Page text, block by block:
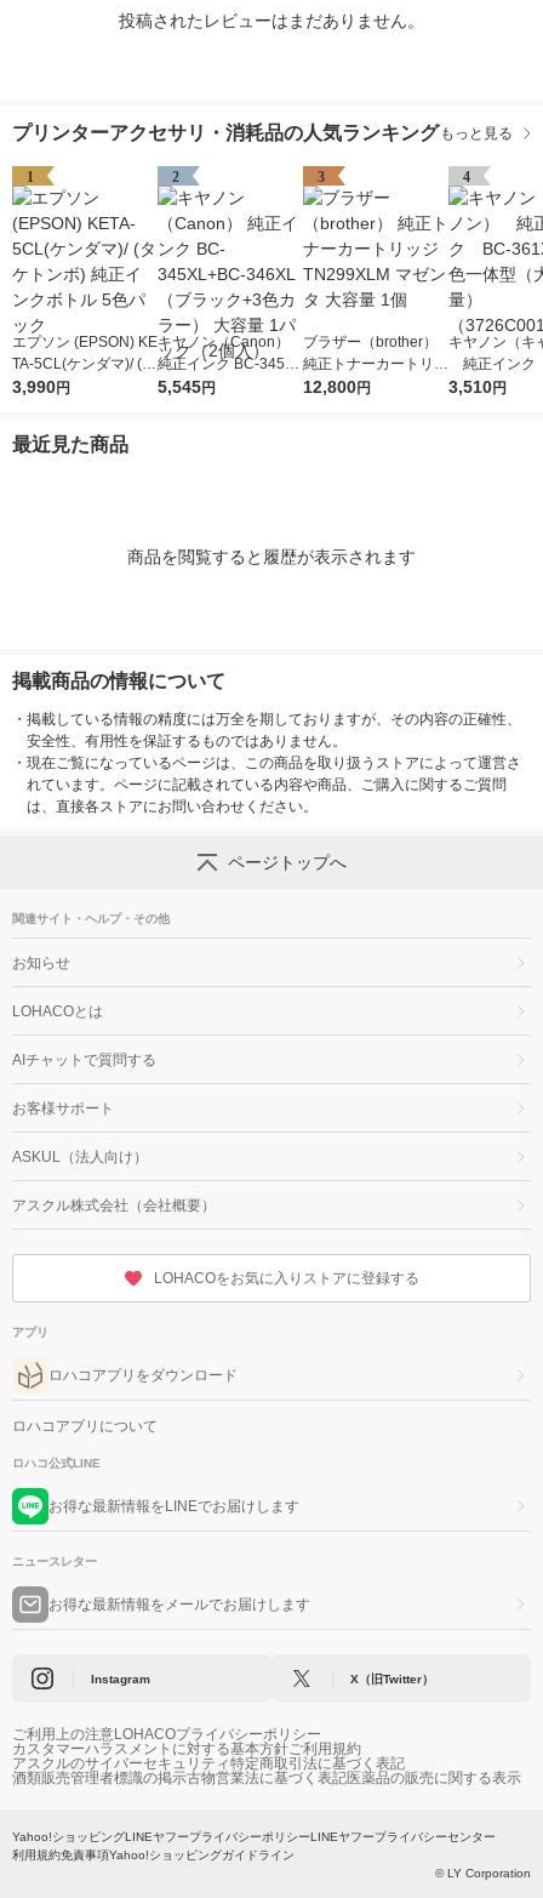
投稿されたレビューはまだありません。
プリンターアクセサリ・消耗品の人気ランキング もっと見る
1
エプソン (EPSON) KE
TA-5CL(ケンダマ)/ (タ
ケトンボ) 純正インク
3,990円
2
キヤノン（Canon）
純正インク BC-345XL
+BC-346XL （ブラッ
5,545円
3
ブラザー（brother）
純正トナーカートリッ
ジ TN299XLM マゼン
12,800円
4
キヤノン（キ
純正イン
1XL 3色一体
3,510円
最近見た商品
商品を閲覧すると履歴が表示されます
掲載商品の情報について
・ 掲載している情報の精度には万全を期しておりますが、その内容の正確性、
安全性、有用性を保証するものではありません。
・ 現在ご覧になっているページは、この商品を取り扱うストアによって運営さ
れています。ページに記載されている内容や商品、ご購入に関するご質問
は、直接各ストアにお問い合わせください。
ページトップへ
関連サイト・ヘルプ・その他
お知らせ
LOHACOとは
AIチャットで質問する
お客様サポート
ASKUL（法人向け）
アスクル株式会社（会社概要）
LOHACOをお気に入りストアに登録する
アプリ
ロハコアプリをダウンロード
ロハコアプリについて
ロハコ公式LINE
お得な最新情報をLINEでお届けします
ニュースレター
お得な最新情報をメールでお届けします
Instagram X（旧Twitter）
ご利用上の注意LOHACOプライバシーポリシー
カスタマーハラスメントに対する基本方針ご利用規約
アスクルのサイバーセキュリティ特定商取引法に基づく表記
酒類販売管理者標識の掲示古物営業法に基づく表記医薬品の販売に関する表示
Yahoo!ショッピングLINEヤフープライバシーポリシーLINEヤフープライバシーセンター
利用規約免責事項Yahoo!ショッピングガイドライン
© LY Corporation